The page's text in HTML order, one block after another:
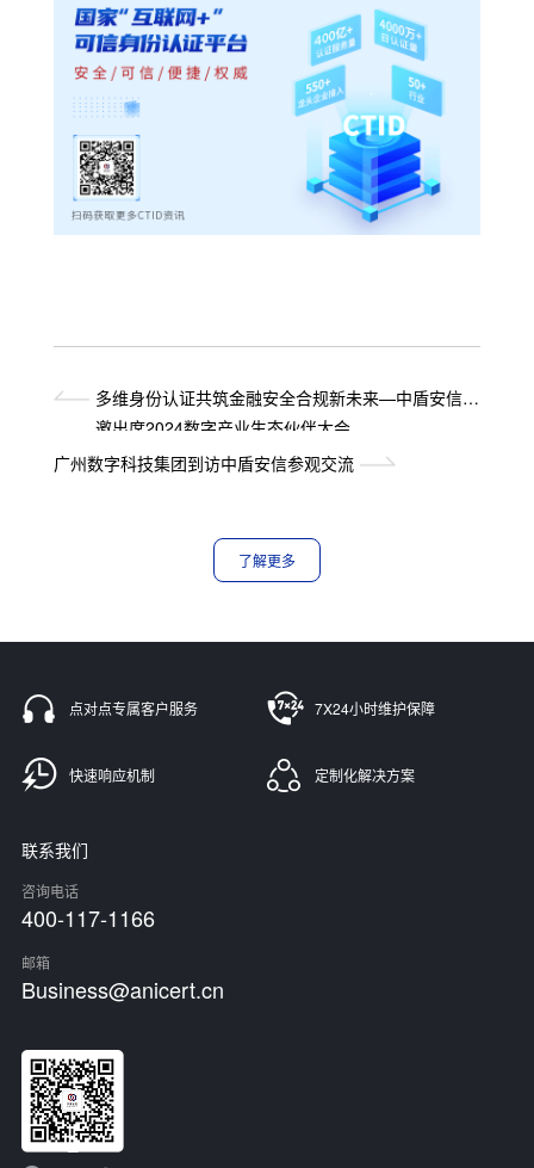
多维身份认证共筑金融安全合规新未来—中盾安信受
邀出席2024数字产业生态伙伴大会
广州数字科技集团到访中盾安信参观交流
了解更多
点对点专属客户服务 7X24小时维护保障
快速响应机制 定制化解决方案
联系我们
咨询电话
400-117-1166
邮箱
Business@anicert.cn